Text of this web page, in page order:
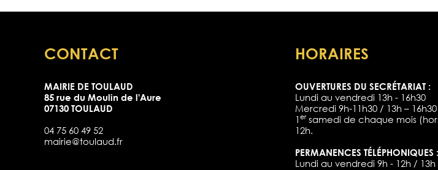
CONTACT
MAIRIE DE TOULAUD
85 rue du Moulin de l'Aure
07130 TOULAUD
04 75 60 49 52
mairie@toulaud.fr
HORAIRES
OUVERTURES DU SECRÉTARIAT :
Lundi au vendredi 13h - 16h30
Mercredi 9h-11h30 / 13h – 16h30
1 ersamedi de chaque mois
12h.
PERMANENCES TÉLÉPHONIQUES :
Lundi au vendredi 9h - 12h / 13h